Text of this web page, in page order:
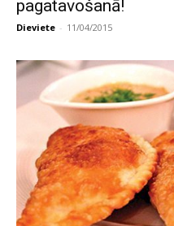
pagatavošanā!
Dieviete - 11/04/2015